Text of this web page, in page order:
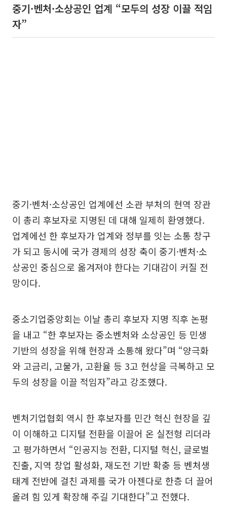
중기·벤처·소상공인 업계 “모두의 성장 이끌 적임
자”
중기·벤처·소상공인 업계에선 소관 부처의 현역 장관
이 총리 후보자로 지명된 데 대해 일제히 환영했다.
업계에선 한 후보자가 업계와 정부를 잇는 소통 창구
가 되고 동시에 국가 경제의 성장 축이 중기·벤처·소
상공인 중심으로 옮겨져야 한다는 기대감이 커질 전
망이다.
중소기업중앙회는 이날 총리 후보자 지명 직후 논평
을 내고 “한 후보자는 중소벤처와 소상공인 등 민생
기반의 성장을 위해 현장과 소통해 왔다”며 “양극화
와 고금리, 고물가, 고환율 등 3고 현상을 극복하고 모
두의 성장을 이끌 적임자”라고 강조했다.
벤처기업협회 역시 한 후보자를 민간 혁신 현장을 깊
이 이해하고 디지털 전환을 이끌어 온 실전형 리더라
고 평가하면서 “인공지능 전환, 디지털 혁신, 글로벌
진출, 지역 창업 활성화, 재도전 기반 확충 등 벤처생
태계 전반에 걸친 과제를 국가 아젠다로 한층 더 끌어
올려 힘 있게 확장해 주길 기대한다”고 전했다.